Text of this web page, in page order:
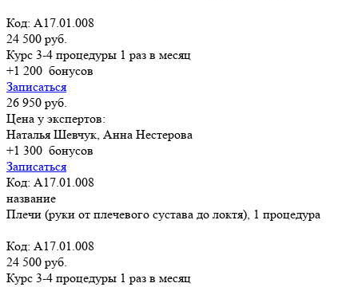
Код: A17.01.008
24 500 руб.
Курс 3-4 процедуры 1 раз в месяц
+1 200 бонусов
Записаться
26 950 руб.
Цена у экспертов:
Наталья Шевчук, Анна Нестерова
+1 300 бонусов
Записаться
Код: A17.01.008
название
Плечи (руки от плечевого сустава до локтя), 1 процедура
Код: A17.01.008
24 500 руб.
Курс 3-4 процедуры 1 раз в месяц